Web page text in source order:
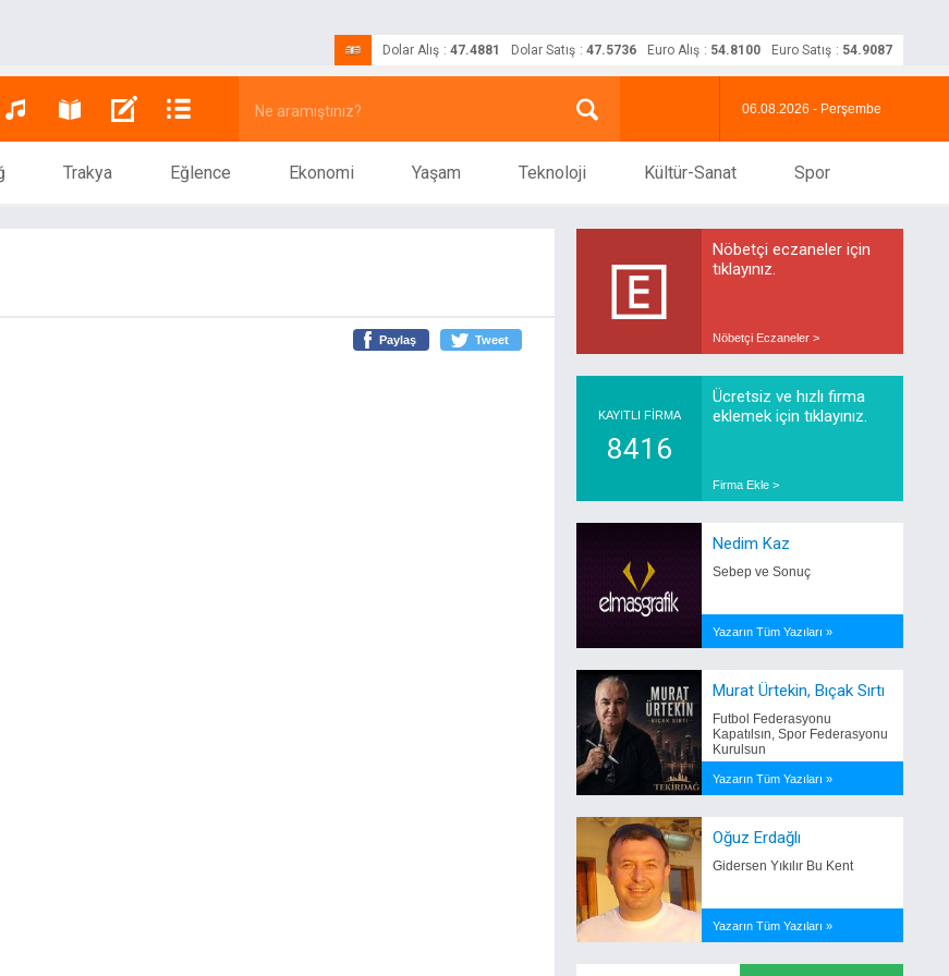
Dolar Alış : 47.4881 Dolar Satış : 47.5736 Euro Alış : 54.8100 Euro Satış : 54.9087
06.08.2026 - Perşembe
Trakya Eğlence Ekonomi Yaşam Teknoloji Kültür-Sanat Spor
Paylaş Tweet
Nöbetçi eczaneler için
tıklayınız.
Nöbetçi Eczaneler >
KAYITLI FİRMA
8416
Ücretsiz ve hızlı firma
eklemek için tıklayınız.
Firma Ekle >
Nedim Kaz
Sebep ve Sonuç
Yazarın Tüm Yazıları »
Murat Ürtekin, Bıçak Sırtı
Futbol Federasyonu
Kapatılsın, Spor Federasyonu
Kurulsun
Yazarın Tüm Yazıları »
Oğuz Erdağlı
Gidersen Yıkılır Bu Kent
Yazarın Tüm Yazıları »